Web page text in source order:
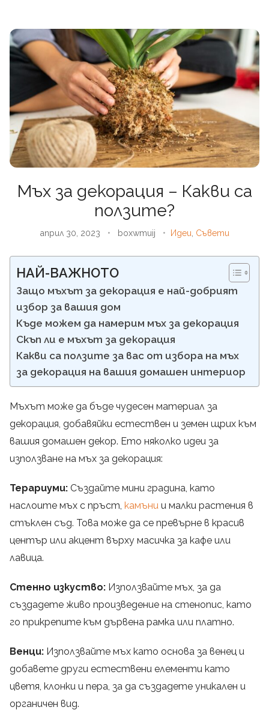
Мъх за декорация – Какви са
ползите?
април 30, 2023 • boxwmuij • Идеи, Съвети
НАЙ-ВАЖНОТО
Защо мъхът за декорация е най-добрият
избор за вашия дом
Къде можем да намерим мъх за декорация
Скъп ли е мъхът за декорация
Какви са ползите за вас от избора на мъх
за декорация на вашия домашен интериор
Мъхът може да бъде чудесен материал за
декорация, добавяйки естествен и земен щрих към
вашия домашен декор. Ето няколко идеи за
използване на мъх за декорация:
Терариуми: Създайте мини градина, като
наслоите мъх с пръст, камъни и малки растения в
стъклен съд. Това може да се превърне в красив
център или акцент върху масичка за кафе или
лавица.
Стенно изкуство: Използвайте мъх, за да
създадете живо произведение на стенопис, като
го прикрепите към дървена рамка или платно.
Венци: Използвайте мъх като основа за венец и
добавете други естествени елементи като
цветя, клонки и пера, за да създадете уникален и
органичен вид.